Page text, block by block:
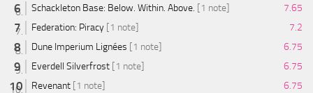
Schackleton Base: Below. Within. Above. [1 note]
7.65
Federation: Piracy [1 note]
7.2
Dune Imperium Lignées [1 note]
6.75
Everdell Silverfrost [1 note]
6.75
Revenant [1 note] 6.75